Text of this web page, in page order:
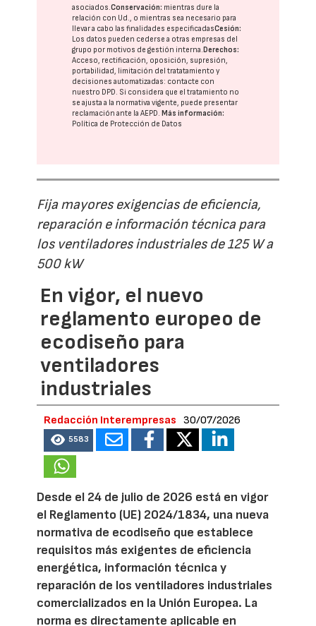
asociados.Conservación: mientras dure la
relación con Ud., o mientras sea necesario para
llevar a cabo las finalidades especificadasCesión:
Los datos pueden cederse a otras empresas del
grupo por motivos de gestión interna. Derechos:
Acceso, rectificación, oposición, supresión,
portabilidad, limitación del tratatamiento y
decisiones automatizadas: contacte con
nuestro DPD. Si considera que el tratamiento no
se ajusta a la normativa vigente, puede presentar
reclamación ante laAEPD. Más información:
Política de Protección de Datos
Fija mayores exigencias de eficiencia,
reparación e información técnica para
los ventiladores industriales de 125 W a
500 kW
En vigor, el nuevo
reglamento europeo de
ecodiseño para
ventiladores
industriales
Redacción Interempresas 30/07/2026
5583
Desde el 24 de julio de 2026 está en vigor
el Reglamento (UE) 2024/1834, una nueva
normativa de ecodiseño que establece
requisitos más exigentes de eficiencia
energética, información técnica y
reparación de los ventiladores industriales
comercializados en la Unión Europea. La
norma es directamente aplicable en